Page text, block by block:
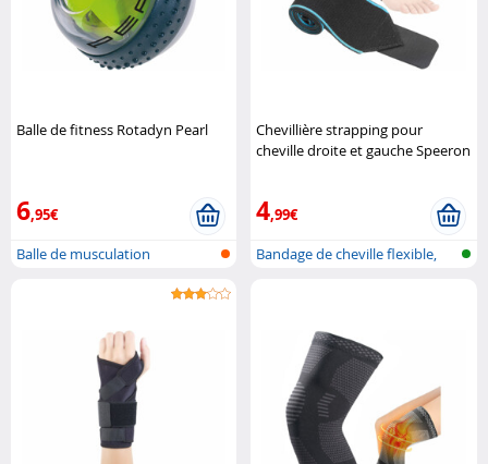
Balle de fitness Rotadyn Pearl
6,95€
Balle de musculation
Chevillière strapping pour
cheville droite et gauche Speeron
4,99€
Bandage de cheville flexible,